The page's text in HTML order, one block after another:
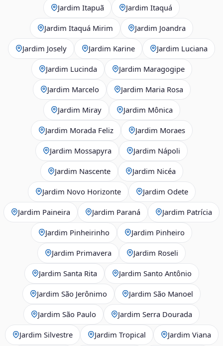
Jardim Itapuã Jardim Itaquá
Jardim Itaquá Mirim Jardim Joandra
Jardim Josely Jardim Karine Jardim Luciana
Jardim Lucinda Jardim Maragogipe
Jardim Marcelo Jardim Maria Rosa
Jardim Miray Jardim Mônica
Jardim Morada Feliz Jardim Moraes
Jardim Mossapyra Jardim Nápoli
Jardim Nascente Jardim Nicéa
Jardim Novo Horizonte Jardim Odete
Jardim Paineira Jardim Paraná Jardim Patrícia
Jardim Pinheirinho Jardim Pinheiro
Jardim Primavera Jardim Roseli
Jardim Santa Rita Jardim Santo Antônio
Jardim São Jerônimo Jardim São Manoel
Jardim São Paulo Jardim Serra Dourada
Jardim Silvestre Jardim Tropical Jardim Viana